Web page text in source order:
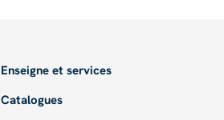
Enseigne et services
Catalogues